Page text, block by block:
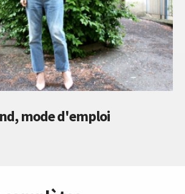
mode d'emploi